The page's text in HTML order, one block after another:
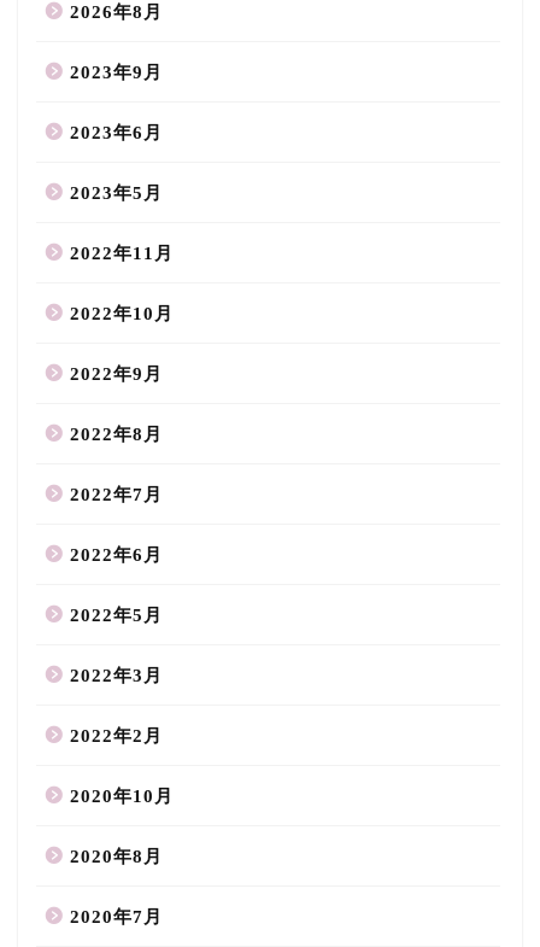
2026年8月
2023年9月
2023年6月
2023年5月
2022年11月
2022年10月
2022年9月
2022年8月
2022年7月
2022年6月
2022年5月
2022年3月
2022年2月
2020年10月
2020年8月
2020年7月